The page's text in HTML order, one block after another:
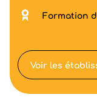
Formation
Voir les